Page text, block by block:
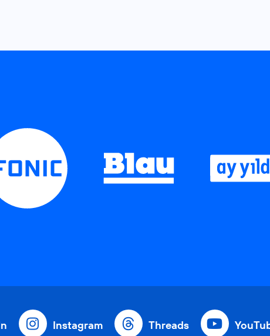
Instagram Threads